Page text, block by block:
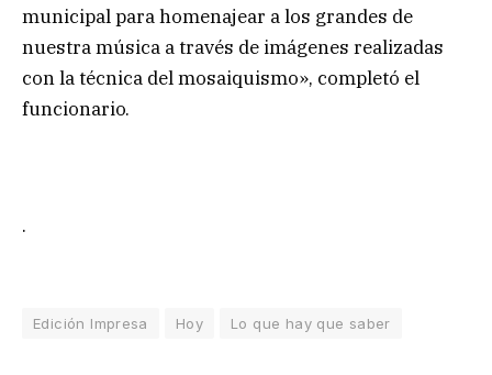
municipal para homenajear a los grandes de
nuestra música a través de imágenes realizadas
con la técnica del mosaiquismo», completó el
funcionario.
.
Edición Impresa Hoy Lo que hay que saber